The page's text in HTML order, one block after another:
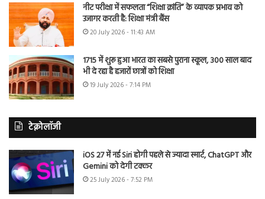
नीट परीक्षा में सफलता “शिक्षा क्रांति” के व्यापक प्रभाव को
उजागर करती है: शिक्षा मंत्री बैंस
20 July 2026 - 11:43 AM
1715 में शुरू हुआ भारत का सबसे पुराना स्कूल, 300 साल बाद
भी दे रहा है हजारों छात्रों को शिक्षा
19 July 2026 - 7:14 PM
टेक्नोलॉजी
iOS 27 में नई Siri होगी पहले से ज्यादा स्मार्ट, ChatGPT और
Gemini को देगी टक्कर
25 July 2026 - 7:52 PM